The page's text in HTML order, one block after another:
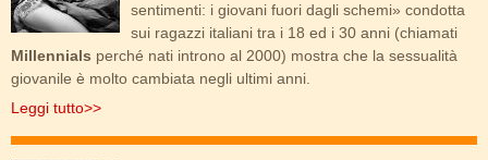
sentimenti: i giovani fuori dagli schemi» condotta
sui ragazzi italiani tra i 18 ed i 30 anni (chiamati
Millennials perché nati introno al 2000) mostra che la sessualità
giovanile è molto cambiata negli ultimi anni.
Leggi tutto>>